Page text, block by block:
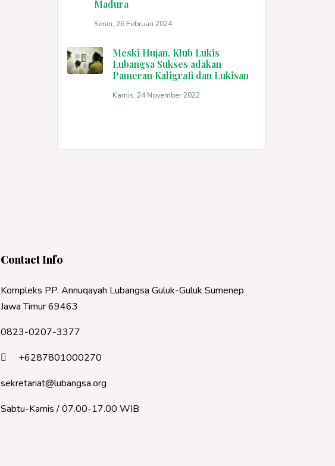
Madura
Senin, 26 Februari 2024
Meski Hujan, Klub Lukis
Lubangsa Sukses adakan
Pameran Kaligrafi dan Lukisan
Kamis, 24 November 2022
Contact Info
Kompleks PP. Annuqayah Lubangsa Guluk-Guluk Sumenep
Jawa Timur 69463
0823-0207-3377
+6287801000270
sekretariat@lubangsa.org
Sabtu-Kamis / 07.00-17.00 WIB